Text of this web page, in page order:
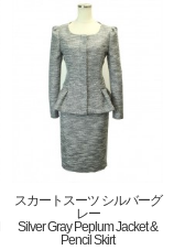
スカートスーツ シルバーグ
レー
Silver Gray Peplum Jacket &
Pencil Skirt